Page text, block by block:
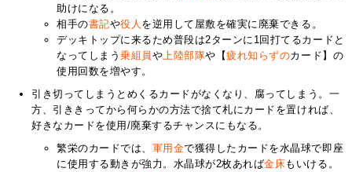
助けになる。
相手の書記や役人 を逆用して屋敷を確実に廃棄できる。
デッキトップに来るため普段は2ターンに1回打てるカードと
なってしまう乗組員 や 上陸部隊や【疲れ知らずのカード】の
使用回数を増やす。
引き切ってしまうとめくるカードがなくなり、腐ってしまう。一
方、引ききってから何らかの方法で捨て札にカードを置ければ、
好きなカードを使用/廃棄するチャンスにもなる。
繁栄のカードでは、 軍用金で獲得したカードを水晶球で即座
に使用する動きが強力。水晶球が2枚あれば金床もいける。